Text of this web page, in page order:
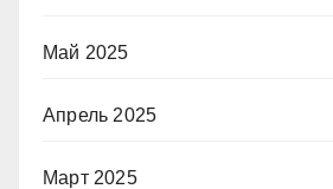
Май 2025
Апрель 2025
Март 2025